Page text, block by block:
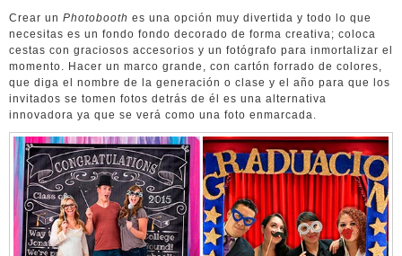
Crear un Photobooth es una opción muy divertida y todo lo que
necesitas es un fondo fondo decorado de forma creativa; coloca
cestas con graciosos accesorios y un fotógrafo para inmortalizar el
momento. Hacer un marco grande, con cartón forrado de colores,
que diga el nombre de la generación o clase y el año para que los
invitados se tomen fotos detrás de él es una alternativa
innovadora ya que se verá como una foto enmarcada.